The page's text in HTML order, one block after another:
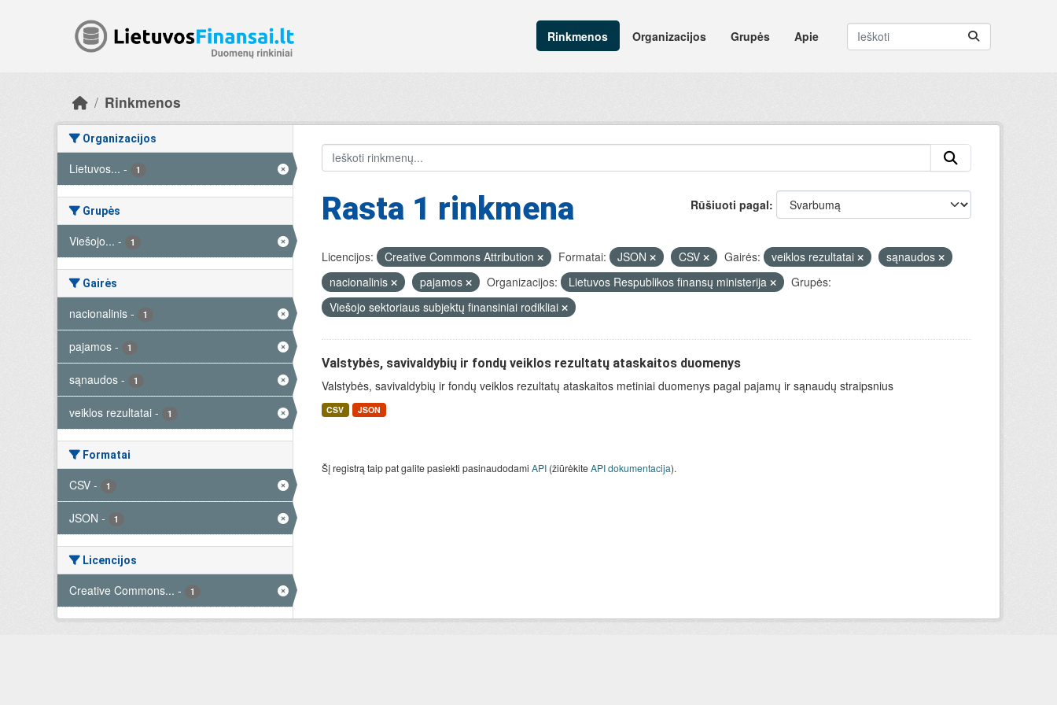
Rinkmenos
Organizacijos Grupės Apie
Rinkmenos
Organizacijos
Lietuvos... - 1
Grupės
Viešojo... - 1
Gairės
nacionalinis - 1
pajamos - 1
sąnaudos - 1
veiklos rezultatai - 1
Formatai
CSV - 1
JSON - 1
Licencijos
Creative Commons... - 1
Rūšiuoti pagal
Rasta 1 rinkmena
Licencijos: Creative Commons Attribution Formatai: JSON CSV Gairės: veiklos rezultatai
sąnaudos
nacionalinis
pajamos Organizacijos: Lietuvos Respublikos finansų ministerija
Grupės:
Viešojo sektoriaus subjektų finansiniai rodikliai
Valstybės, savivaldybių ir fondų veiklos rezultatų ataskaitos duomenys
Valstybės, savivaldybių ir fondų veiklos rezultatų ataskaitos metiniai duomenys pagal pajamų ir sąnaudų straipsnius
CSV JSON
Šį registrą taip pat galite pasiekti pasinaudodami API(žiūrėkiteAPI dokumentacija).